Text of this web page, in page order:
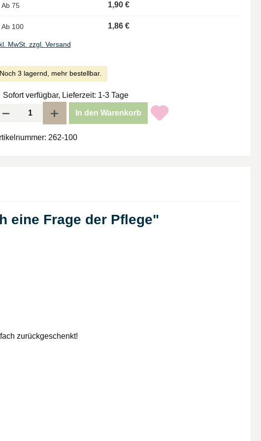
Ab 75 1,90 €
Ab 100 1,86 €
MwSt. zzgl. Versand
Noch 3 lagernd, mehr bestellbar.
Sofort verfügbar, Lieferzeit: 1-3 Tage
Anzahl: Gib den gewünschten Wert ein oder benutze die Schaltflächen um
In den Warenkorb
262-100
eine Frage der Pflege"
zurückgeschenkt!